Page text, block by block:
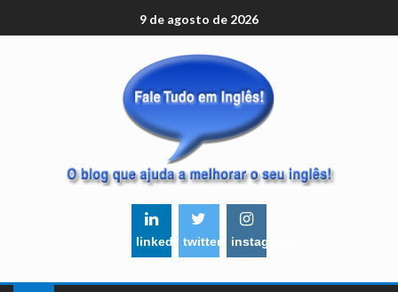
9 de agosto de 2026
linkedintwitter instagram